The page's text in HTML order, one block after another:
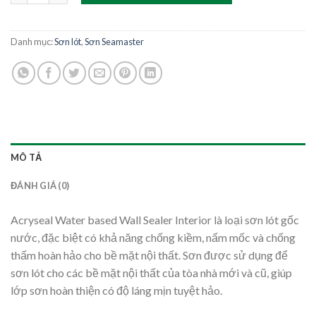
Danh mục:Sơn lót,Sơn Seamaster
MÔ TẢ
ĐÁNH GIÁ (0)
Acryseal Water based Wall Sealer Interior là loại sơn lót gốc
nước, đặc biệt có khả năng chống kiềm, nấm mốc và chống
thấm hoàn hảo cho bề mặt nội thất. Sơn được sử dụng để
sơn lót cho các bề mặt nội thất của tòa nhà mới và cũ, giúp
lớp sơn hoàn thiện có độ láng mịn tuyệt hảo.